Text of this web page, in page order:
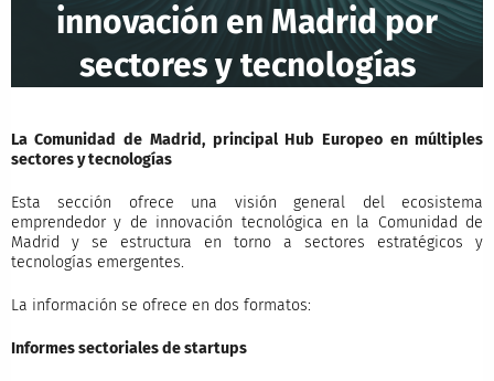
innovación en Madrid por
sectores y tecnologías
La Comunidad de Madrid, principal Hub Europeo en múltiples
sectores y tecnologías
Esta sección ofrece una visión general del ecosistema
emprendedor y de innovación tecnológica en la Comunidad de
Madrid y se estructura en torno a sectores estratégicos y
tecnologías emergentes.
La información se ofrece en dos formatos:
Informes sectoriales de startups